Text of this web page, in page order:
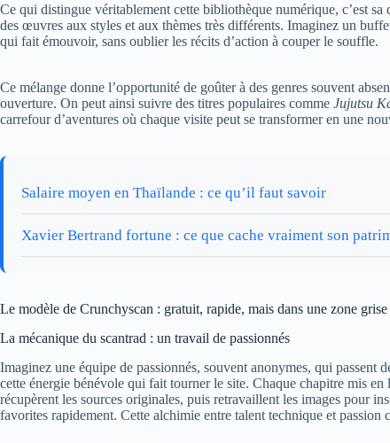
Ce qui distingue véritablement cette bibliothèque numérique, c’est
des œuvres aux styles et aux thèmes très différents. Imaginez un
qui fait émouvoir, sans oublier les récits d’action à couper le souffle.
Ce mélange donne l’opportunité de goûter à des genres souvent
ouverture. On peut ainsi suivre des titres populaires comme Jujutsu
carrefour d’aventures où chaque visite peut se transformer en une
Salaire moyen en Thaïlande : ce qu’il faut savoir
Xavier Bertrand fortune : ce que cache vraiment son
Le modèle de Crunchyscan : gratuit, rapide, mais dans une zone grise
La mécanique du scantrad : un travail de passionnés
Imaginez une équipe de passionnés, souvent anonymes, qui passent
cette énergie bénévole qui fait tourner le site. Chaque chapitre mis
récupèrent les sources originales, puis retravaillent les images pour
favorites rapidement. Cette alchimie entre talent technique et